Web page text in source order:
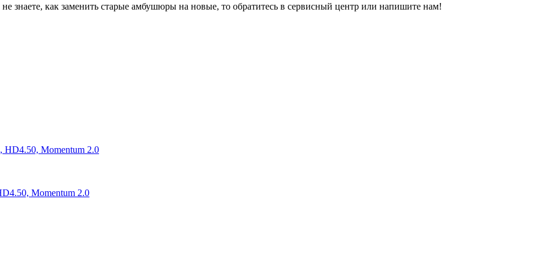
как заменить старые амбушюры на новые, то обратитесь в сервисный центр или напишите нам!
Momentum 2.0